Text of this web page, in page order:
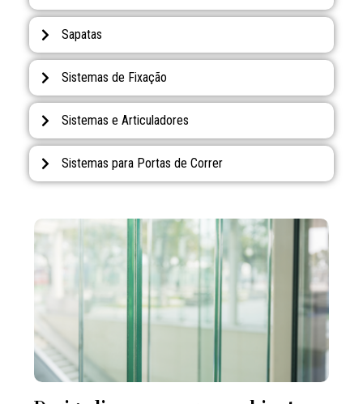
Sapatas
Sistemas de Fixação
Sistemas e Articuladores
Sistemas para Portas de Correr